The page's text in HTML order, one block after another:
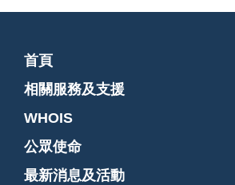
首頁
相關服務及支援
WHOIS
公眾使命
最新消息及活動